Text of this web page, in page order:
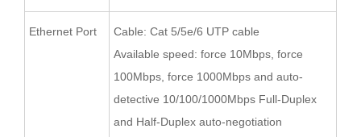
Ethernet Port
Cable: Cat 5/5e/6 UTP cable
Available speed: force 10Mbps, force
100Mbps, force 1000Mbps and auto-
detective 10/100/1000Mbps Full-Duplex
and Half-Duplex auto-negotiation